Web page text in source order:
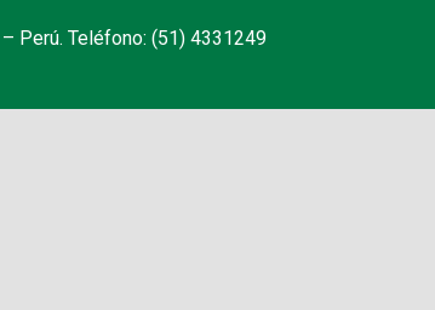
Perú. Teléfono: (51) 4331249